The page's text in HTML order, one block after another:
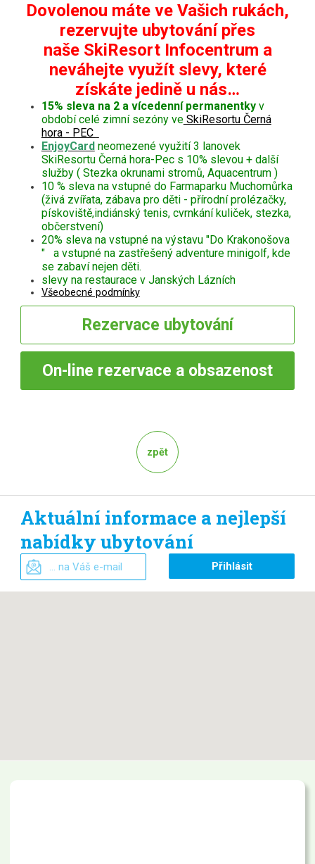
Dovolenou máte ve Vašich rukách,
rezervujte ubytování přes
naše SkiResort Infocentrum a
neváhejte využít slevy, které
získáte jedině u nás…
15% sleva na 2 a vícedenní permanentkyv
období celé zimní sezóny veSkiResortu Černá
hora - PEC
EnjoyCard neomezené využití 3 lanovek
SkiResortu Černá hora-Pec s 10% slevou + další
služby ( Stezka okrunami stromů, Aquacentrum )
10 % sleva na vstupné do Farmaparku Muchomůrka
(živá zvířata, zábava pro děti - přírodní prolézačky,
pískoviště,indiánský tenis, cvrnkání kuliček, stezka,
občerstvení)
20% sleva na vstupné na výstavu "Do Krakonošova
" a vstupné na zastřešený adventure minigolf, kde
se zabaví nejen děti.
slevy na restaurace v Janských Lázních
Všeobecné podmínky
Rezervace ubytování
On-line rezervace a obsazenost
zpět
Aktuální informace a nejlepší
nabídky ubytování